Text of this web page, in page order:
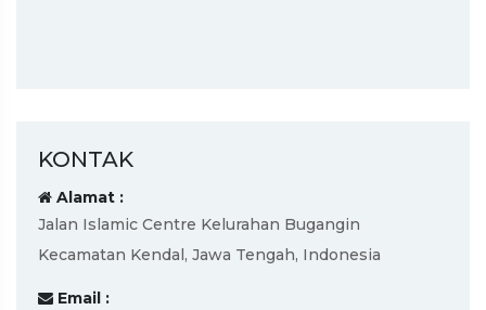
KONTAK
Alamat :
Jalan Islamic Centre Kelurahan Bugangin
Kecamatan Kendal, Jawa Tengah, Indonesia
Email :